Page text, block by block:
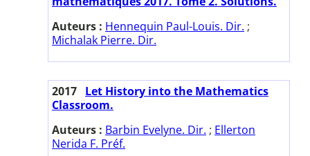
Auteurs : Hennequin Paul-Louis. Dir. ;
Michalak Pierre. Dir.
2017 Let History into the Mathematics
Classroom.
Auteurs : Barbin Evelyne. Dir. ; Ellerton
Nerida F. Préf.